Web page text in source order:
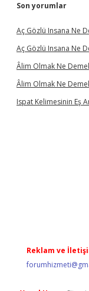
Son yorumlar
Aç Gözlü Insana Ne
Aç Gözlü Insana Ne
Âlim Olmak Ne
Âlim Olmak Ne
Ispat Kelimesinin Eş
Reklam ve